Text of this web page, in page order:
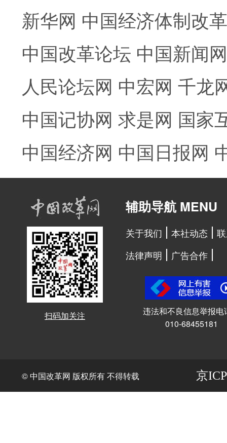
新华网 中国经济体制改
中国改革论坛 中国新闻网
人民论坛网 中宏网 千龙
中国记协网 求是网 国家
中国经济网 中国日报网
扫码加关注
辅助导航 MENU
关于我们 本社动态
法律声明
广告合作
违法和不良信息举报电
010-68455181
© 中国改革网 版权所有 不得转载 京